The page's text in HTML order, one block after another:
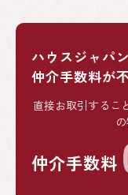
ハウスジャパ
仲介手数料が
直接お取引するこ
仲介手数料